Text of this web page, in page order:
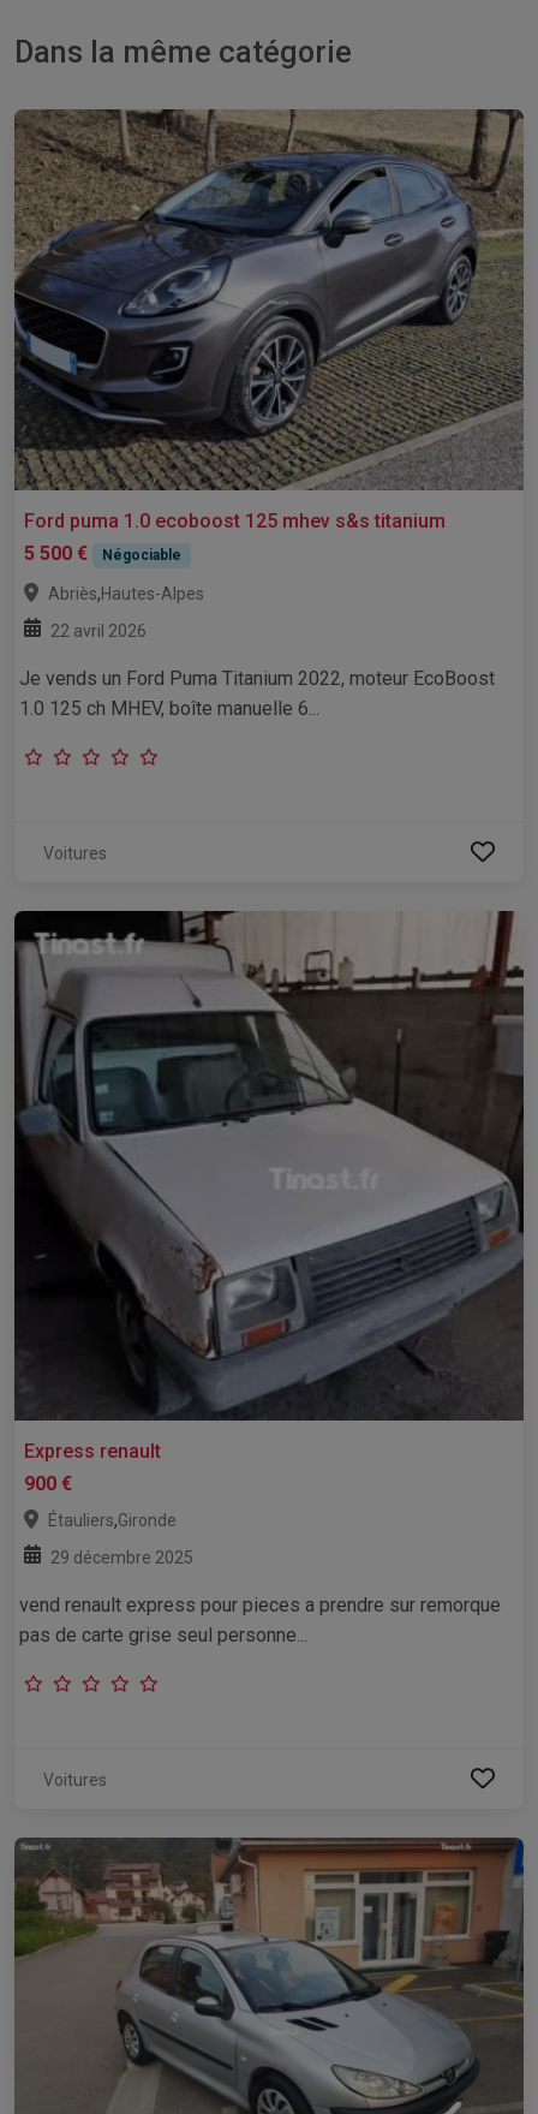
Dans la même catégorie
Ford puma 1.0 ecoboost 125 mhev s&s titanium
5 500 €
Négociable
Abriès,Hautes-Alpes
22 avril 2026
Je vends un Ford Puma Titanium 2022, moteur EcoBoost
1.0 125 ch MHEV, boîte manuelle 6...
Voitures
Express renault
900 €
Étauliers,Gironde
29 décembre 2025
vend renault express pour pieces a prendre sur remorque
pas de carte grise seul personne...
Voitures